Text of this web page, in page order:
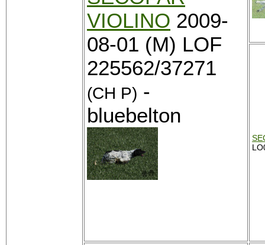
VIOLINO 2009-
08-01 (M) LOF
225562/37271
(CH P) -
bluebelton